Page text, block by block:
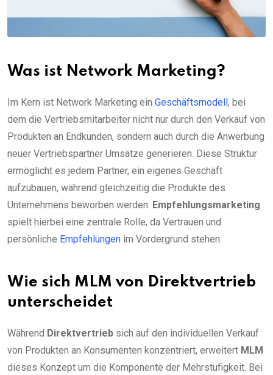
Was ist Network Marketing?
Im Kern ist Network Marketing ein Geschäftsmodell , bei
dem die Vertriebsmitarbeiter nicht nur durch den Verkauf von
Produkten an Endkunden, sondern auch durch die Anwerbung
neuer Vertriebspartner Umsätze generieren. Diese Struktur
ermöglicht es jedem Partner, ein eigenes Geschäft
aufzubauen, während gleichzeitig die Produkte des
Unternehmens beworben werden. Empfehlungsmarketing
spielt hierbei eine zentrale Rolle, da Vertrauen und
persönliche Empfehlungen im Vordergrund stehen.
Wie sich MLM von Direktvertrieb
unterscheidet
Während Direktvertrieb sich auf den individuellen Verkauf
von Produkten an Konsumenten konzentriert, erweitert MLM
dieses Konzept um die Komponente der Mehrstufigkeit. Bei